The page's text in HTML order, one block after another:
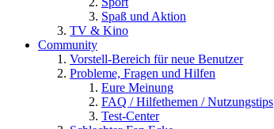
Spaß und Aktion
TV & Kino
Community
Vorstell-Bereich für neue Benutzer
Probleme, Fragen und Hilfen
Eure Meinung
FAQ / Hilfethemen / Nutzungstips
Test-Center